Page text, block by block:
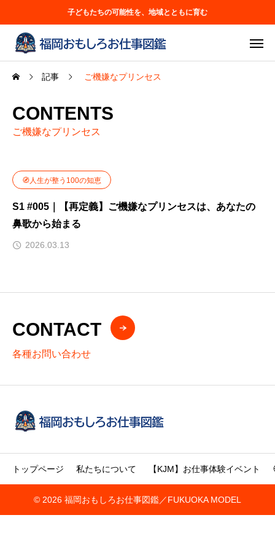
子どもたちの可能性を、地域とともに育む
記事 ご機嫌なプリンセス
CONTENTS
ご機嫌なプリンセス
🧭人生が整う100の知恵
S1 #005｜【再定義】ご機嫌なプリンセスは、あなたの
鼻歌から始まる
2026.03.13
CONTACT
各種お問い合わせ
トップページ 私たちについて 【KJM】お仕事体験イベント
© 2026 福岡おもしろお仕事図鑑／FUKUOKA MODEL